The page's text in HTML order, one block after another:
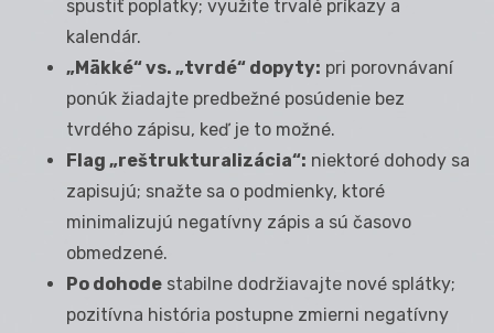
spustiť poplatky; využite trvalé príkazy a
kalendár.
„Mäkké“ vs. „tvrdé“ dopyty: pri porovnávaní
ponúk žiadajte predbežné posúdenie bez
tvrdého zápisu, keď je to možné.
Flag „reštrukturalizácia“: niektoré dohody sa
zapisujú; snažte sa o podmienky, ktoré
minimalizujú negatívny zápis a sú časovo
obmedzené.
Po dohode stabilne dodržiavajte nové splátky;
pozitívna história postupne zmierni negatívny